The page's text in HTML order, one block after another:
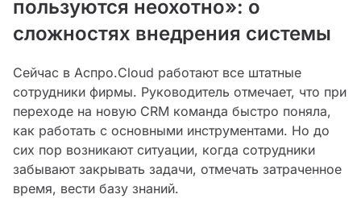
пользуются неохотно»: о
сложностях внедрения системы
Сейчас в Аспро.Cloud работают все штатные
сотрудники фирмы. Руководитель отмечает, что при
переходе на новую CRM команда быстро поняла,
как работать с основными инструментами. Но до
сих пор возникают ситуации, когда сотрудники
забывают закрывать задачи, отмечать затраченное
время, вести базу знаний.